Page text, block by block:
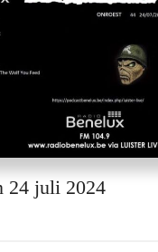
24 juli 2024Onroest